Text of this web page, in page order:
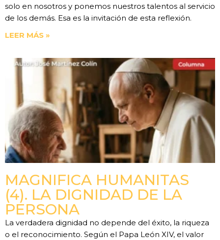
solo en nosotros y ponemos nuestros talentos al servicio
de los demás. Esa es la invitación de esta reflexión.
LEER MÁS »
MAGNIFICA HUMANITAS
(4). LA DIGNIDAD DE LA
PERSONA
La verdadera dignidad no depende del éxito, la riqueza
o el reconocimiento. Según el Papa León XIV, el valor